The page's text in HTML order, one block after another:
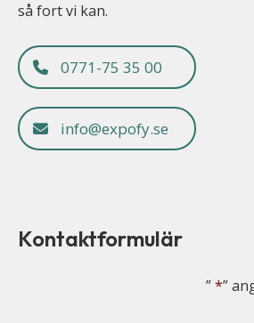
så fort vi kan.
0771-75 35 00
info@expofy.se
Kontaktformulär
”*”